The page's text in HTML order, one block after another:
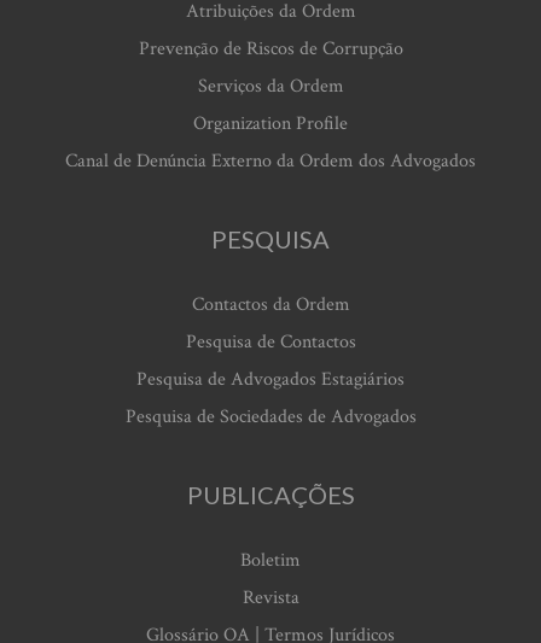
Atribuições da Ordem
Prevenção de Riscos de Corrupção
Serviços da Ordem
Organization Profile
Canal de Denúncia Externo da Ordem dos Advogados
PESQUISA
Contactos da Ordem
Pesquisa de Contactos
Pesquisa de Advogados Estagiários
Pesquisa de Sociedades de Advogados
PUBLICAÇÕES
Boletim
Revista
Glossário OA | Termos Jurídicos